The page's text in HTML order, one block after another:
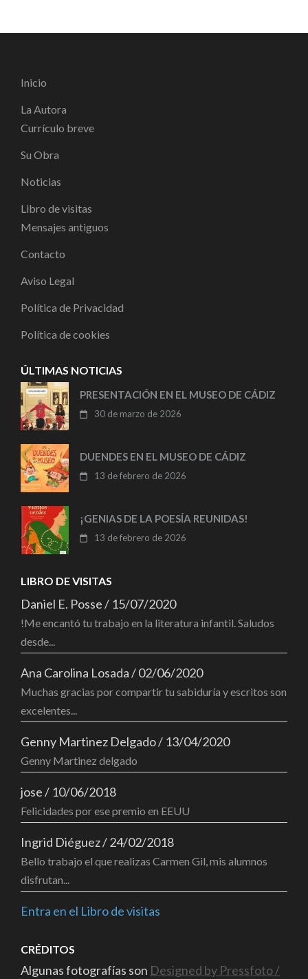
Inicio
La Autora
Currículo breve
Su Obra
Noticias
Libro de visitas
Mensajes antiguos
Contacto
Aviso Legal
Política de Privacidad
Política de cookies
ÚLTIMAS NOTICIAS
PRESENTACIÓN EN EL MUSEO DE CÁDIZ
30 de marzo de 2026
DUENDES EN EL MUSEO DE CÁDIZ
13 de febrero de 2026
¡GENIAS DE LA POESÍA REUNIDAS!
13 de febrero de 2026
LIBRO DE VISITAS
Daniel E. Posse/ 15/07/2020
!Me encantó tu trabajo en la literatura infantil. Saludos
desde...
Ana Carolina Losada/02/06/2020
Muchas gracias por compartir tu sabiduría y escritos son
excelentes...
Genny Martinez Delgado/ 13/04/2020
Genny Martinez delgado
jose/ 10/06/2018
Felicidades por ese premio en EEUU
Ingrid Diéguez/24/02/2018
Bello trabajo el que realizas Carmen Gil, mis alumnos
disfrutan...
Entra en el Libro de visitas
CRÉDITOS
Algunas fotografías son Designed by Pressfoto /